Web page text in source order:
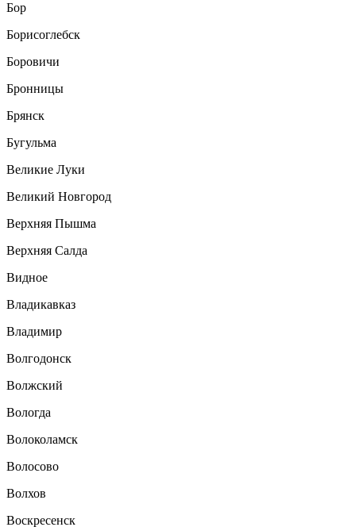
Бор
Борисоглебск
Боровичи
Бронницы
Брянск
Бугульма
Великие Луки
Великий Новгород
Верхняя Пышма
Верхняя Салда
Видное
Владикавказ
Владимир
Волгодонск
Волжский
Вологда
Волоколамск
Волосово
Волхов
Воскресенск